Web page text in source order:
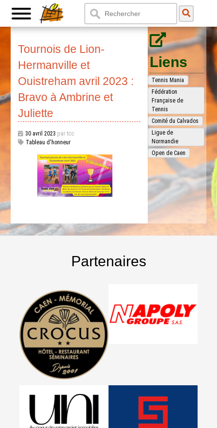
Tournois de Lion-
Hermanville et
Ouistreham avril 2023 :
Bravo à Ambrine et
Juliette
30 avril 2023 par tcc
Tableau d'honneur
Liens
Tennis Mania
Fédération
Française de
Tennis
Comité du Calvados
Ligue de
Normandie
Open de Caen
Partenaires